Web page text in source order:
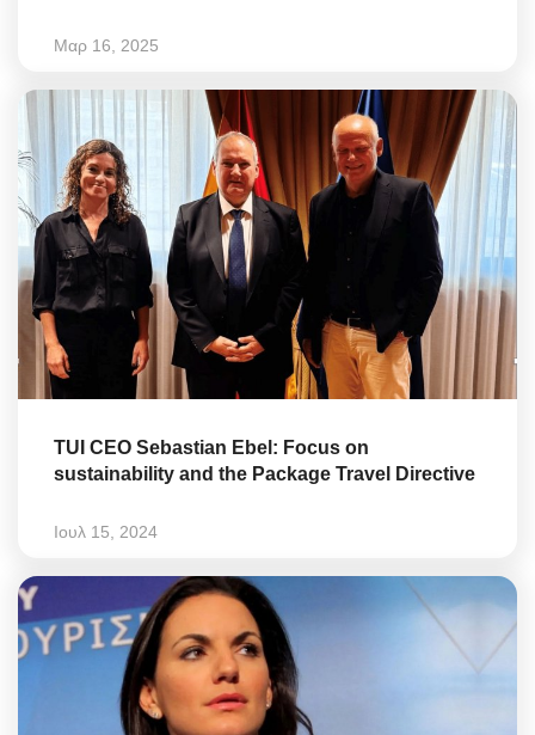
Μαρ 16, 2025
TUI CEO Sebastian Ebel: Focus on
sustainability and the Package Travel Directive
Ιουλ 15, 2024